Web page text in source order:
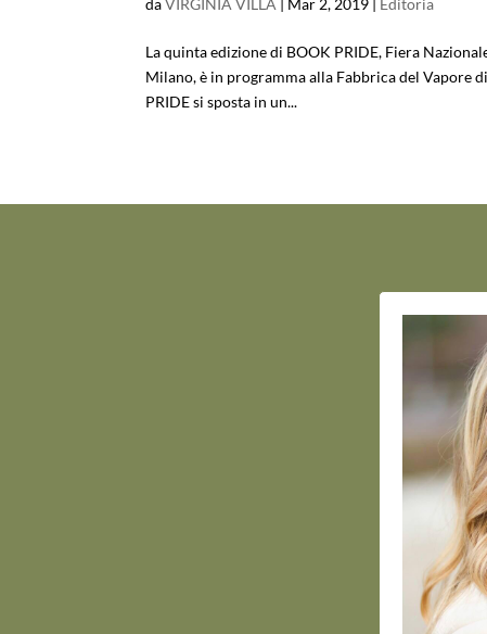
La quinta edizione di BOOK PRIDE, Fiera
Milano, è in programma alla Fabbrica del Vapore
PRIDE si sposta in un...